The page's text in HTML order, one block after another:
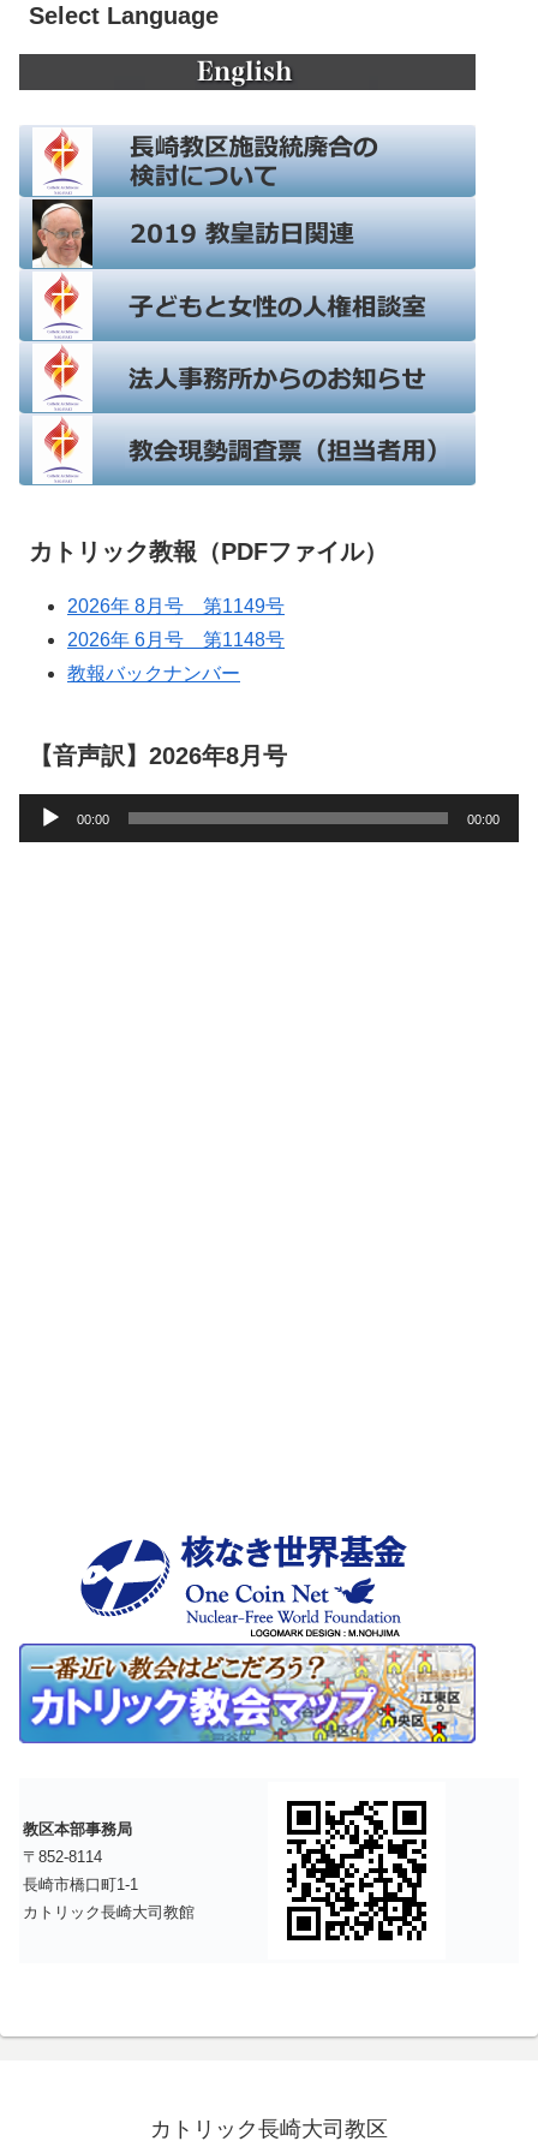
Select Language
カトリック教報（PDFファイル）
2026年 8月号 第1149号
2026年 6月号 第1148号
教報バックナンバー
【音声訳】2026年8月号
声
00:00 00:00
教区本部事務局
〒852-8114
長崎市橋口町1-1
カトリック長崎大司教館
カトリック長崎大司教区